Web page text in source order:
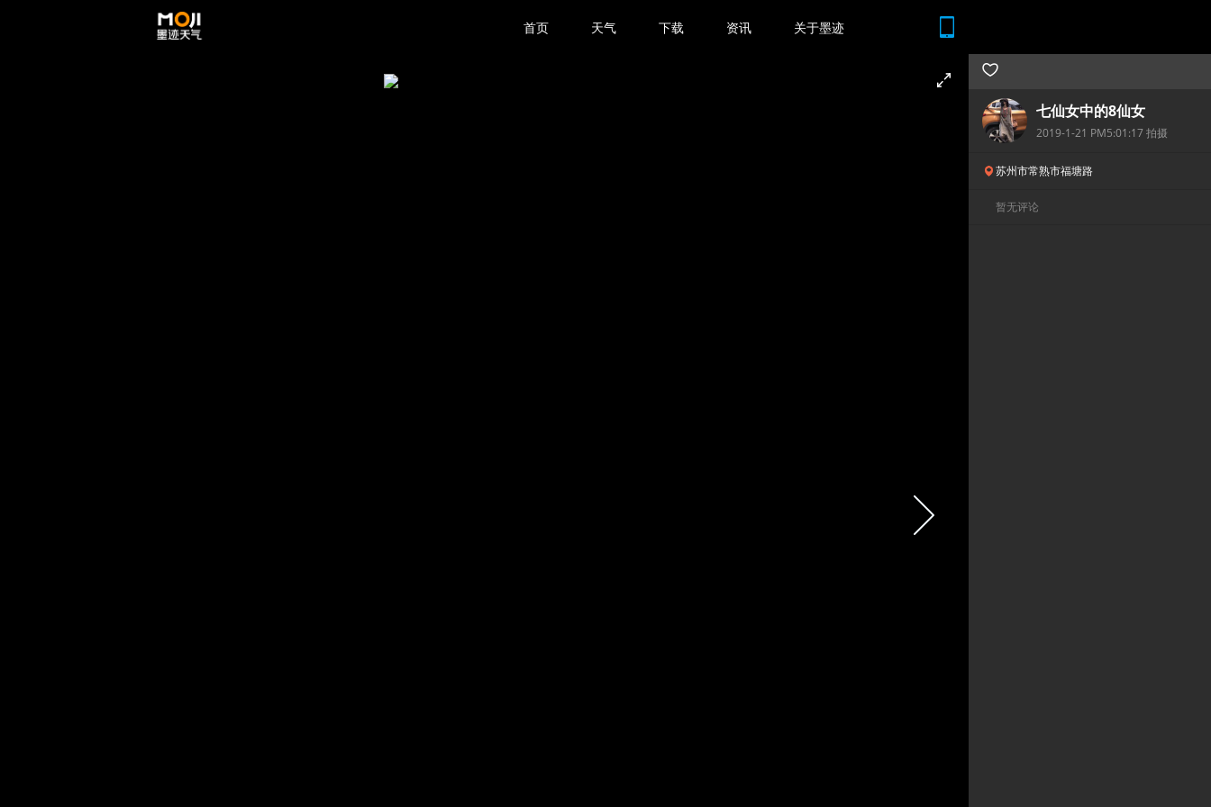
首页 天气 下载 资讯 关于墨迹
七仙女中的8仙女
2019-1-21 PM5:01:17 拍摄
苏州市常熟市福塘路
暂无评论